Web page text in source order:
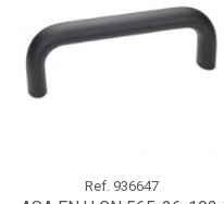
Ref. 936647